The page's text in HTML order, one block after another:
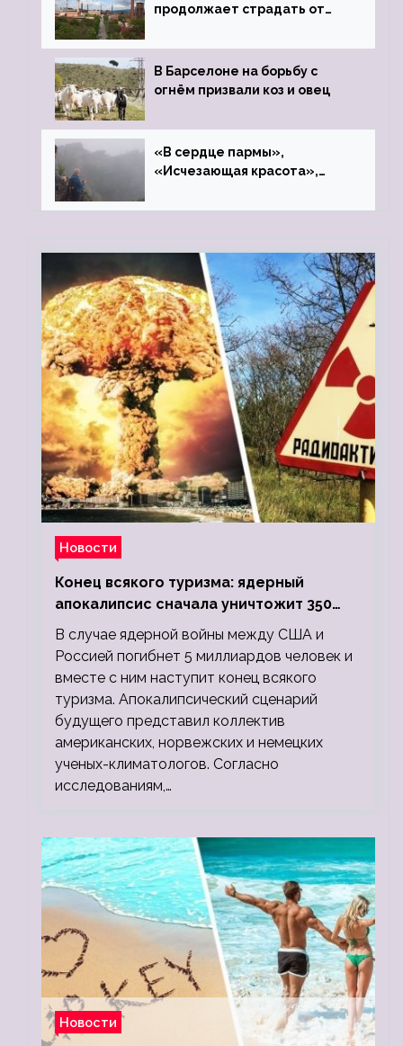
продолжает страдать от
В Барселоне на борьбу с
огнём призвали коз и овец
«В сердце пармы»,
«Исчезающая красота»,
Новости
Конец всякого туризма: ядерный
апокалипсис сначала уничтожит 350
миллионов, а потом 5 миллиардов
людей
В случае ядерной войны между США и
Россией погибнет 5 миллиардов человек и
вместе с ним наступит конец всякого
туризма. Апокалипсический сценарий
будущего представил коллектив
американских, норвежских и немецких
ученых-климатологов. Согласно
исследованиям,…
Новости